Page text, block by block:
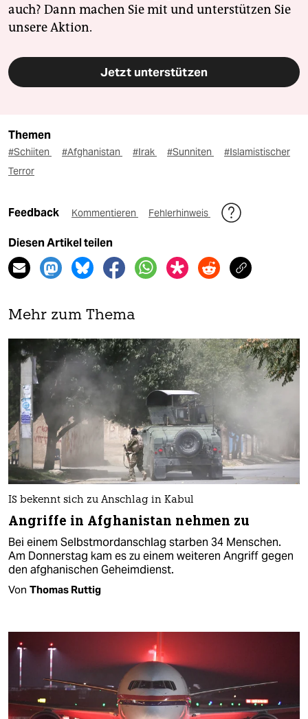
auch? Dann machen Sie mit und unterstützen Sie
unsere Aktion.
Jetzt unterstützen
Themen
#Schiiten #Afghanistan #Irak #Sunniten
#Islamistischer
Terror
Feedback Kommentieren Fehlerhinweis
Diesen Artikel teilen
Mehr zum Thema
IS bekennt sich zu Anschlag in Kabul
Angriffe in Afghanistan nehmen zu
Bei einem Selbstmordanschlag starben 34 Menschen.
Am Donnerstag kam es zu einem weiteren Angriff gegen
den afghanischen Geheimdienst.
Von Thomas Ruttig